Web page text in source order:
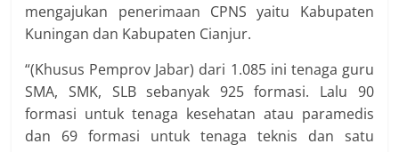
mengajukan penerimaan CPNS yaitu Kabupaten
Kuningan dan Kabupaten Cianjur.
“(Khusus Pemprov Jabar) dari 1.085 ini tenaga guru
SMA, SMK, SLB sebanyak 925 formasi. Lalu 90
formasi untuk tenaga kesehatan atau paramedis
dan 69 formasi untuk tenaga teknis dan satu